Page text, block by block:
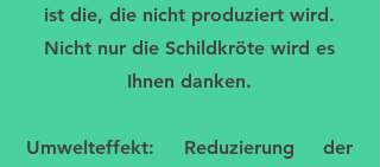
ist die, die nicht produziert wird.
Nicht nur die Schildkröte wird es
Ihnen danken.
Umwelteffekt: Reduzierung der